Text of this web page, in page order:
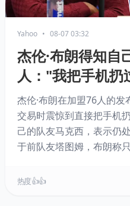
Yahoo • 08-07 03:32
杰伦·布朗得知自
人："我把手机扔
杰伦·布朗在加盟76人的
交易时震惊到直接把手机
己的队友马克西，表示仍
于前队友塔图姆，布朗称
向互相尊重，常聊足球。
热度 👍👍